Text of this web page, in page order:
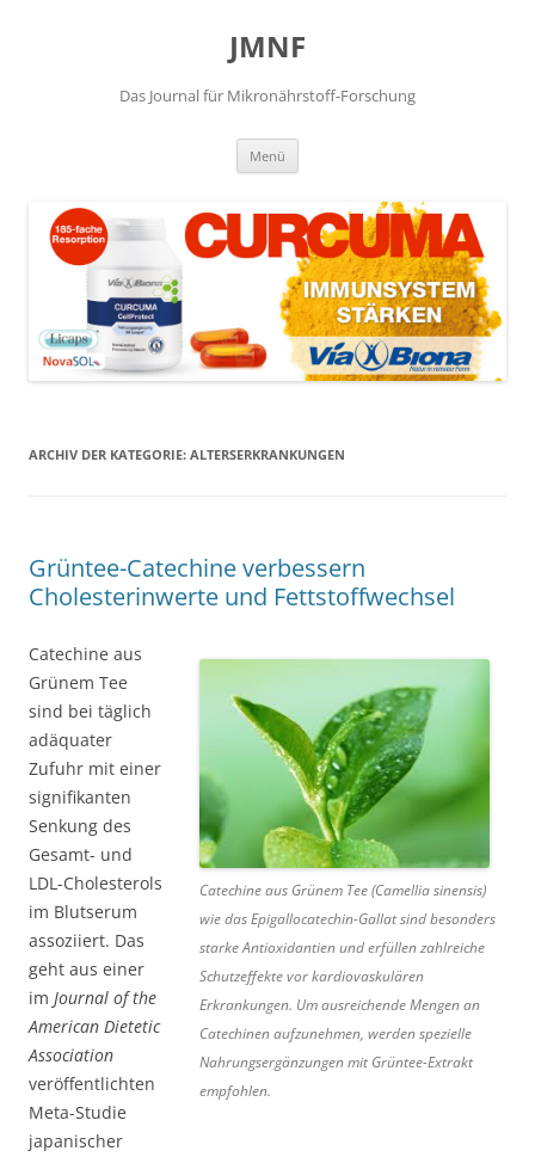
JMNF
Das Journal für Mikronährstoff-Forschung
Menü
ARCHIV DER KATEGORIE: ALTERSERKRANKUNGEN
Grüntee-Catechine verbessern
Cholesterinwerte und Fettstoffwechsel
Catechine aus Grünem Tee (Camellia sinensis)
wie das Epigallocatechin-Gallat sind besonders
starke Antioxidantien und erfüllen zahlreiche
Schutzeffekte vor kardiovaskulären
Erkrankungen. Um ausreichende Mengen an
Catechinen aufzunehmen, werden spezielle
Nahrungsergänzungen mit Grüntee-Extrakt
empfohlen.
Catechine aus
Grünem Tee
sind bei täglich
adäquater
Zufuhr mit einer
signifikanten
Senkung des
Gesamt- und
LDL-Cholesterols
im Blutserum
assoziiert. Das
geht aus einer
im Journal of the
American Dietetic
Association
veröffentlichten
Meta-Studie
japanischer